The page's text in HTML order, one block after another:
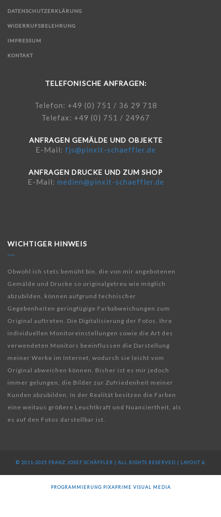
DATENSCHUTZERKLÄRUNG
WIDERRUFSBELEHRUNG
IMPRESSUM
KONTAKT
TELEFONISCHE ANFRAGEN:
Telefon: +49 (0) 751 / 36 29 718
Telefax: +49 (0) 751 / 24967
ANFRAGEN GEMÄLDE UND OBJEKTE
E-Mail: fjs@pinxit-schaeffler.de
ANFRAGEN DRUCKE UND ZUM SHOP
E-Mail: medien@pinxit-schaeffler.de
WICHTIGER HINWEIS
Obwohl ich stets bemüht bin, die von mir angebotenen
Gemälde und Drucke so originalgetreu wie möglich
abzubilden, können aufgrund technischer
Gegebenheiten geringfügige Farbabweichungen zum
Original auftreten. Die Digitalisierung der Fotos, Ihre
individuellen Monitoreinstellungen sowie die Art des
verwendeten Monitors beeinflussen die Darstellung
meiner Werke im Internet, wodurch sie leicht vom
Original abweichen können. Bisher ist es mir jedoch
immer gelungen, die Bilder zur Zufriedenheit meiner
Kunden abzubilden. In der Realität besitzen die Farben
eine weitaus größere Leuchtkraft und Nuanciertheit, als
es auf den Fotos darstellbar ist.
© 2011-2025 FRANZ JOSEF SCHÄFFLER | ALL RIGHTS RESERVED | LAYOUT &
PROGRAMMIERUNG PIXAPRIME VISUAL MEDIA